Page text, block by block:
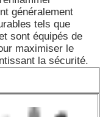
GNL
de charbon et
de stockage
et Zone 2
groupes de
généralement
tels que
sont équipés de
maximiser le
la sécurité.